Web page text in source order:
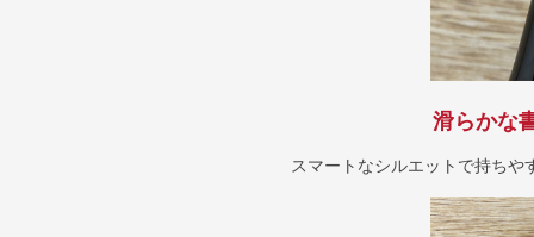
滑らかな
スマートなシルエットで持ちや